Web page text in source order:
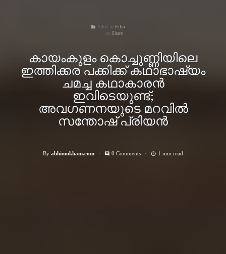
folder Filed in Film
Share
കായംകുളം കൊച്ചുണ്ണിയിലെ
ഇത്തിക്കര പക്കിക്ക് കഥാഭാഷ്യം
ചമച്ച കഥാകാരന്‍
ഇവിടെയുണ്ട്;
അവഗണനയുടെ മറവില്‍
സന്തോഷ് പ്രിയന്‍
By abhimukham.com comment 0 Comments access_time 1 min read